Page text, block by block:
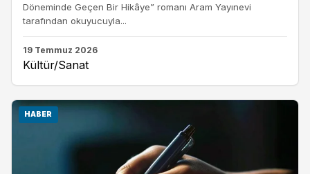
Döneminde Geçen Bir Hikâye” romanı Aram Yayınevi
tarafından okuyucuyla...
19 Temmuz 2026
Kültür/Sanat
HABER